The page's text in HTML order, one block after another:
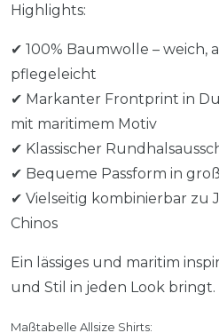
Highlights:
✔ 100% Baumwolle – weich,
pflegeleicht
✔ Markanter Frontprint in
mit maritimem Motiv
✔ Klassischer
✔ Bequeme Passform in
✔ Vielseitig kombinierbar zu
Chinos
Ein lässiges und maritim
und Stil in jeden Look bringt.
Maßtabelle Allsize Shirts: